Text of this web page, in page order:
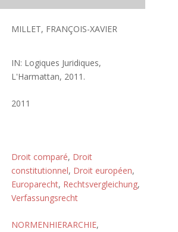
MILLET, FRANÇOIS-XAVIER
IN: Logiques Juridiques,
L'Harmattan, 2011.
2011
Droit comparé, Droit
constitutionnel, Droit européen,
Europarecht, Rechtsvergleichung,
Verfassungsrecht
NORMENHIERARCHIE,